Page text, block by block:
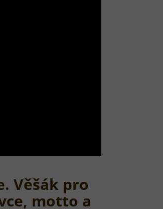
Věšák pro
motto a